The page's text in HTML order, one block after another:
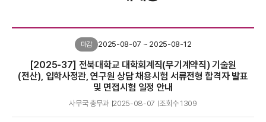
마감 2025-08-07 ~ 2025-08-12
[2025-37] 전북대학교 대학회계직(무기계약직) 기술원
(전산), 입학사정관, 연구원 상담 채용시험 서류전형 합격자 발표
및 면접시험 일정 안내
사무국 총무과 2025-08-07 조회수 1309